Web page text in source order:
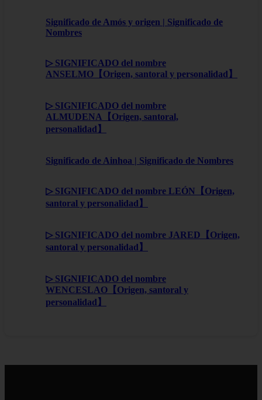
Significado de Amós y origen | Significado de
Nombres
▷ SIGNIFICADO del nombre
ANSELMO【Origen, santoral y personalidad】
▷ SIGNIFICADO del nombre
ALMUDENA【Origen, santoral,
personalidad】
Significado de Ainhoa | Significado de Nombres
▷ SIGNIFICADO del nombre LEÓN【Origen,
santoral y personalidad】
▷ SIGNIFICADO del nombre JARED【Origen,
santoral y personalidad】
▷ SIGNIFICADO del nombre
WENCESLAO【Origen, santoral y
personalidad】